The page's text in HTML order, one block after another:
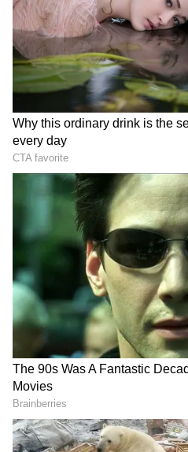
ప్రకారం నేరం.. చట్టాన్ని
సిబ్బంది కఠిన చర్యలు
హెచ్చరించాడు.
టిటిడి మాజీ బోర్డు సభ్యుడు,
ప్రకాష్ కూడా తిరుమలలో ఇళ్లపై
అతికించడంపై మాట్లాడారు.
విజిలెన్స్ విభాగం కేవలం
ఉందని మహారాష్ట్ర వాహనంలో
అని పేర్కొన్నారు.
మాజీ బోర్డు సభ్యుడు తప్పు
చర్యలు తీసుకోవాలని కోరారు.
కార్యకర్తలు కూడా "తిరుమల
వైసీపీని ఖండించారు.
DOWNLOAD APP
RECOMMENDED STORIES